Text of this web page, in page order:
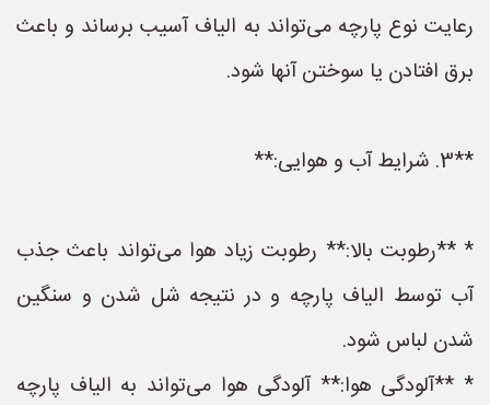
رعایت نوع پارچه می‌تواند به الیاف آسیب برساند و باعث
برق افتادن یا سوختن آنها شود.
**3. شرایط آب و هوایی:**
* **رطوبت بالا:** رطوبت زیاد هوا می‌تواند باعث جذب
آب توسط الیاف پارچه و در نتیجه شل شدن و سنگین
شدن لباس شود.
* **آلودگی هوا:** آلودگی هوا می‌تواند به الیاف پارچه